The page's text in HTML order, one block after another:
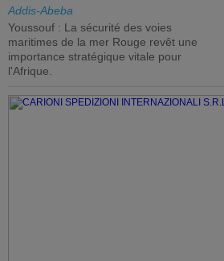
Addis-Abeba
Youssouf : La sécurité des voies
maritimes de la mer Rouge revêt une
importance stratégique vitale pour
l'Afrique.